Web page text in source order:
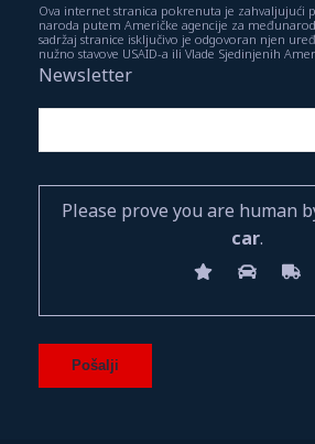
Ova internet stranica pokrenuta je zahvaljujući
naroda putem Američke agencije za
sadržaj stranice isključivo je odgovoran njen
nužno stavove USAID-a ili Vlade Sjedinjenih
Newsletter
Please prove you are human
car.